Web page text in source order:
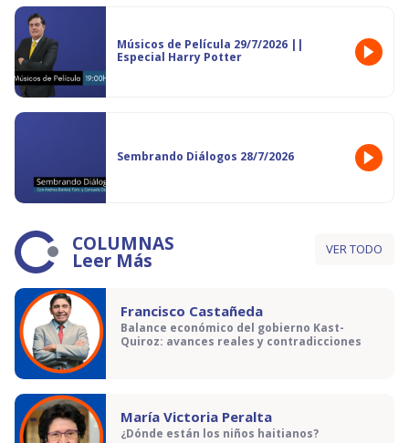
Músicos de Película 29/7/2026 ||
Especial Harry Potter
Sembrando Diálogos 28/7/2026
COLUMNAS
Leer Más VER TODO
Francisco Castañeda
Balance económico del gobierno Kast-
Quiroz: avances reales y contradicciones
María Victoria Peralta
¿Dónde están los niños haitianos?